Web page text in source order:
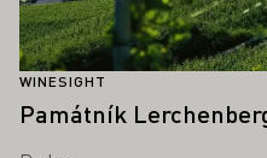
WINESIGHT
Památník